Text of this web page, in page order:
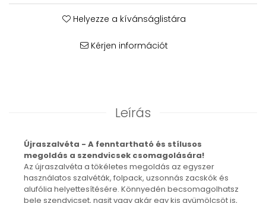
Karperec
Fém ötvözet ékszerek
Nyaklánc / Medál
Fülbevaló
Ékszertartó
Ásvány ékszerek
Nyaklánc / Medál
Helyezze a kívánságlistára
Kérjen információt
Leírás
Újraszalvéta - A fenntartható és stílusos
megoldás a szendvicsek csomagolására!
Az újraszalvéta a tökéletes megoldás az egyszer
használatos szalvéták, folpack, uzsonnás zacskók és
alufólia helyettesítésére. Könnyedén becsomagolhatsz
bele szendvicset, nasit vagy akár egy kis gyümölcsöt is,